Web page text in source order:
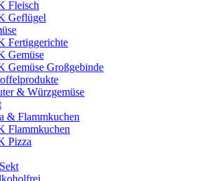
Fleisch
Geflügel
Fertiggerichte
Gemüse
Gemüse Großgebinde
& Würzgemüse
& Flammkuchen
Flammkuchen
Pizza